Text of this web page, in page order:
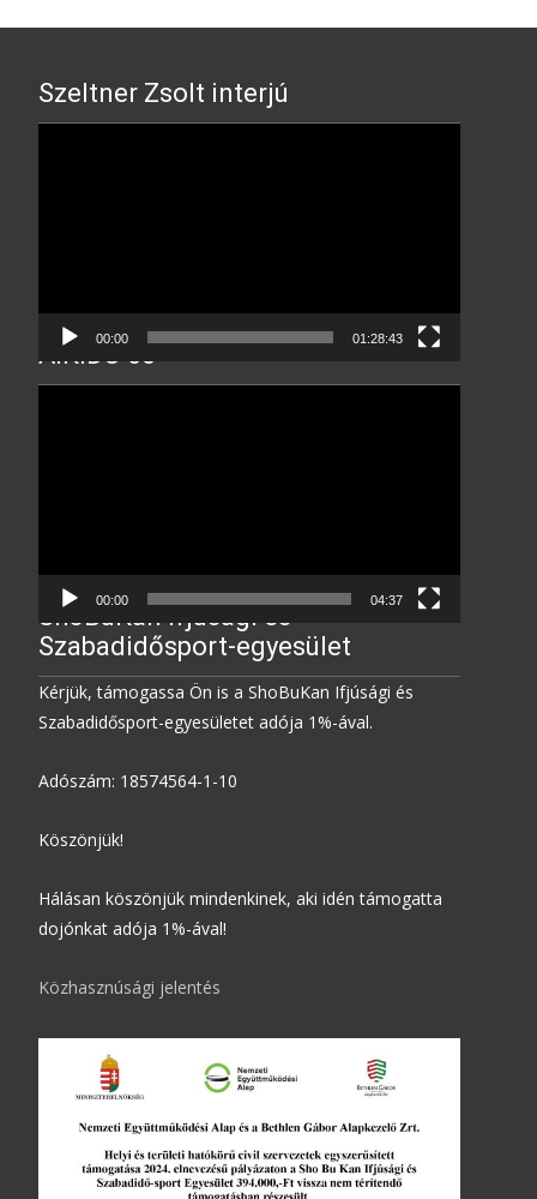
Szeltner Zsolt interjú
00:00 01:28:43
AIKIDO 60
00:00 04:37
ShoBuKan Ifjúsági és
Szabadidősport-egyesület
Kérjük, támogassa Ön is a ShoBuKan Ifjúsági és
Szabadidősport-egyesületet adója 1%-ával.
Adószám: 18574564-1-10
Köszönjük!
Hálásan köszönjük mindenkinek, aki idén támogatta
dojónkat adója 1%-ával!
Közhasznúsági jelentés